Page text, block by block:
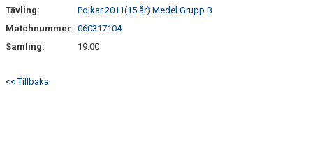
Tävling:
Pojkar 2011(15 år) Medel Grupp B
Matchnummer: 060317104
Samling:
19:00
<< Tillbaka